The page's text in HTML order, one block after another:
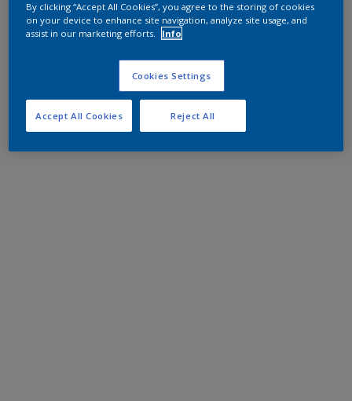
By clicking “Accept All Cookies”, you agree to the storing of cookies
on your device to enhance site navigation, analyze site usage, and
assist in our marketing efforts.
Info
Cookies Settings
Reject All
Accept All Cookies